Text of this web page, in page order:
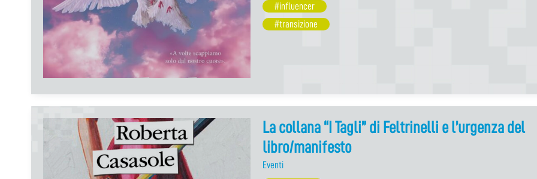
#influencer
#transizione
La collana “I Tagli” di Feltrinelli e l’urgenza del
libro/manifesto
Eventi